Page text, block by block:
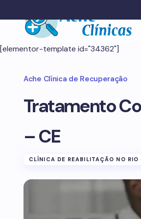
[elementor-template id="34362"]
Ache Clínica de Recuperação
Tratamento
– CE
CLÍNICA DE REABILITAÇÃO NO RIO